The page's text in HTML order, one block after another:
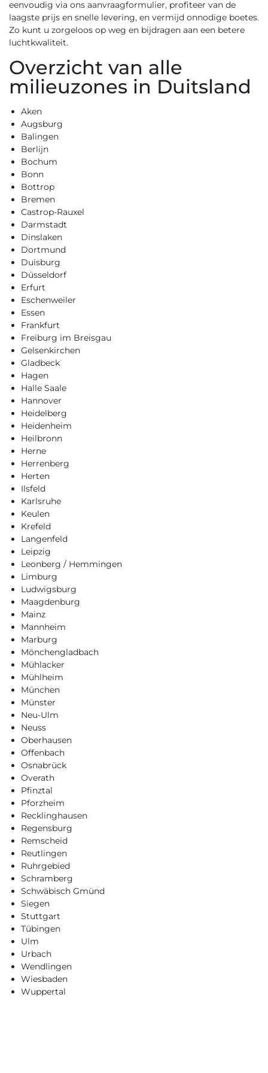
eenvoudig via ons aanvraagformulier, profiteer van de
laagste prijs en snelle levering, en vermijd onnodige boetes.
Zo kunt u zorgeloos op weg en bijdragen aan een betere
luchtkwaliteit.
Overzicht van alle
milieuzones in Duitsland
Aken
Augsburg
Balingen
Berlijn
Bochum
Bonn
Bottrop
Bremen
Castrop-Rauxel
Darmstadt
Dinslaken
Dortmund
Duisburg
Düsseldorf
Erfurt
Eschenweiler
Essen
Frankfurt
Freiburg im Breisgau
Gelsenkirchen
Gladbeck
Hagen
Halle Saale
Hannover
Heidelberg
Heidenheim
Heilbronn
Herne
Herrenberg
Herten
Ilsfeld
Karlsruhe
Keulen
Krefeld
Langenfeld
Leipzig
Leonberg / Hemmingen
Limburg
Ludwigsburg
Maagdenburg
Mainz
Mannheim
Marburg
Mönchengladbach
Mühlacker
Mühlheim
München
Münster
Neu-Ulm
Neuss
Oberhausen
Offenbach
Osnabrück
Overath
Pfinztal
Pforzheim
Recklinghausen
Regensburg
Remscheid
Reutlingen
Ruhrgebied
Schramberg
Schwäbisch Gmünd
Siegen
Stuttgart
Tübingen
Ulm
Urbach
Wendlingen
Wiesbaden
Wuppertal